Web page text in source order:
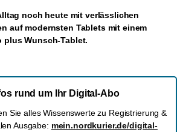
noch heute mit verlässlichen
auf modernsten Tabletsmit einem
plusWunsch-Tablet.
rund um Ihr Digital-Abo
Sie alles Wissenswerte zu Registrierung &
Ausgabe: mein.nordkurier.de/digital-